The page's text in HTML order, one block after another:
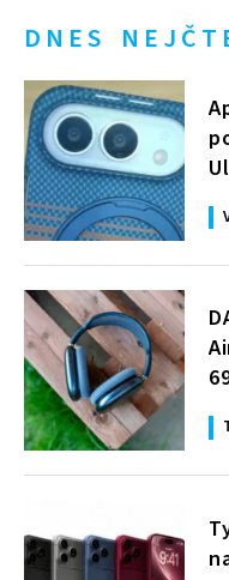
DNES